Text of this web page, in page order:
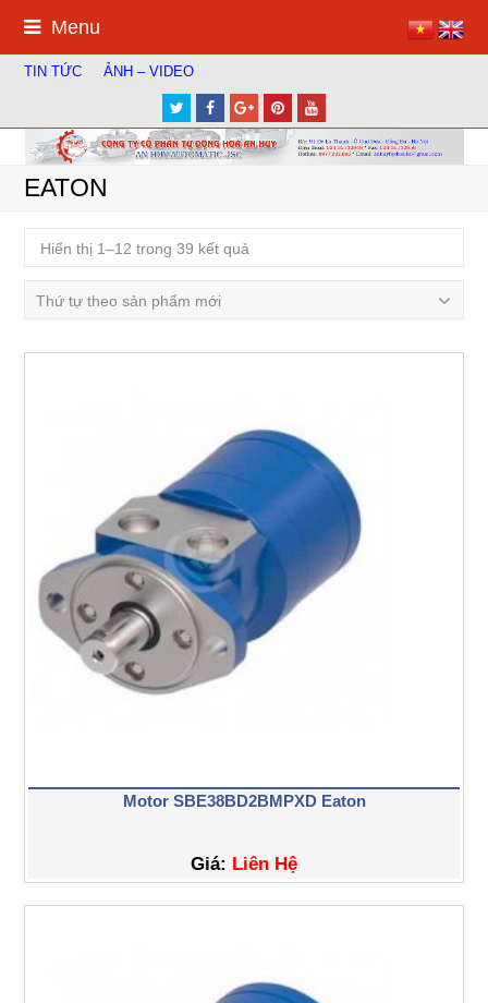
Menu
TIN TỨC ẢNH – VIDEO
TwitterFacebook
Google
Plus
Pinterest
EATON
Hiển thị 1–12 trong 39 kết quả
Thứ tự theo sản phẩm mới
Motor SBE38BD2BMPXD Eaton
Giá: Liên Hệ